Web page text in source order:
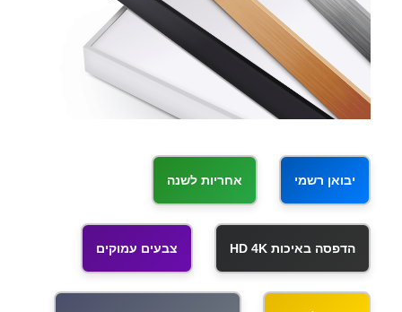
יבואן רשמי אחריות לשנה
הדפסה באיכות HD 4K צבעים עמוקים